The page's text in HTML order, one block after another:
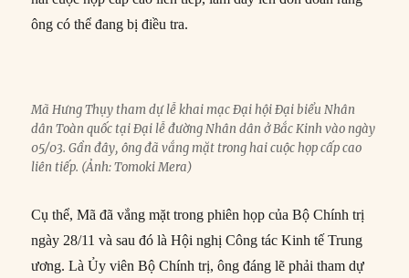
ông có thể đang bị điều tra.
Mã Hưng Thụy tham dự lễ khai mạc Đại hội Đại biểu Nhân
dân Toàn quốc tại Đại lễ đường Nhân dân ở Bắc Kinh vào ngày
05/03. Gần đây, ông đã vắng mặt trong hai cuộc họp cấp cao
liên tiếp. (Ảnh: Tomoki Mera)
Cụ thể, Mã đã vắng mặt trong phiên họp của Bộ Chính trị
ngày 28/11 và sau đó là Hội nghị Công tác Kinh tế Trung
ương. Là Ủy viên Bộ Chính trị, ông đáng lẽ phải tham dự